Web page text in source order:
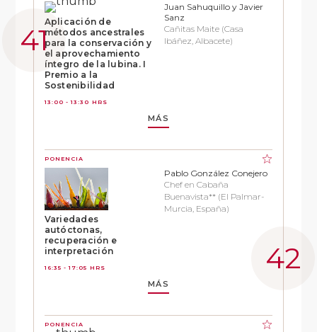
Aplicación de
métodos ancestrales
para la conservación y
el aprovechamiento
íntegro de la lubina. I
Premio a la
Sostenibilidad
13:00 - 13:30 HRS
Juan Sahuquillo y Javier
Sanz
Cañitas Maite (Casa
Ibáñez, Albacete)
MÁS
PONENCIA
Variedades
autóctonas,
recuperación e
interpretación
16:35 - 17:05 HRS
Pablo González Conejero
Chef en Cabaña
Buenavista** (El Palmar-
Murcia, España)
MÁS
PONENCIA